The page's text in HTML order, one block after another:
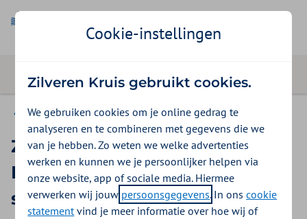
Nieuws
Zilveren Kruis Zorgkantoor en
Philadelphia sluiten
strategisch partnerschap
Cookie-instellingen
Zilveren Kruis gebruikt cookies.
We gebruiken cookies om je online gedrag te
analyseren en te combineren met gegevens die we
van je hebben. Zo weten we welke advertenties
werken en kunnen we je persoonlijker helpen via
onze website, app of sociale media. Hiermee
verwerken wij jouw persoonsgegevens. In onscookie
statementvind je meer informatie over hoe wij of